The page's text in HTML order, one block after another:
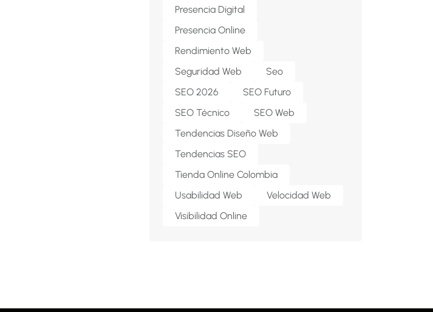
Presencia Digital
Presencia Online
Rendimiento Web
Seguridad Web
Seo
SEO 2026
SEO Futuro
SEO Técnico
SEO Web
Tendencias Diseño Web
Tendencias SEO
Tienda Online Colombia
Usabilidad Web
Velocidad Web
Visibilidad Online